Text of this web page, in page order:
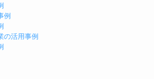
例
の活用事例